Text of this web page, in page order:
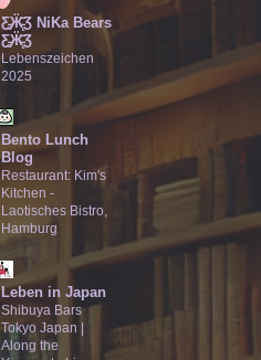
Ƹ̵̡Ӝ̵̨̄Ʒ NiKa Bears
Ƹ̵̡Ӝ̵̨̄Ʒ
Lebenszeichen
2025
Bento Lunch
Blog
Restaurant: Kim's
Kitchen -
Laotisches Bistro,
Hamburg
Leben in Japan
Shibuya Bars
Tokyo Japan |
Along the